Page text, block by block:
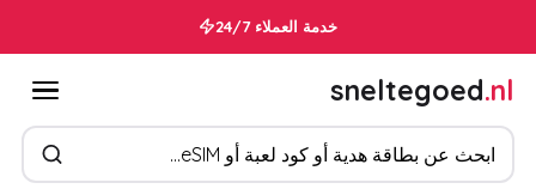
خدمة العملاء 24/7
sneltegoed.nl
ابحث عن المنتجات